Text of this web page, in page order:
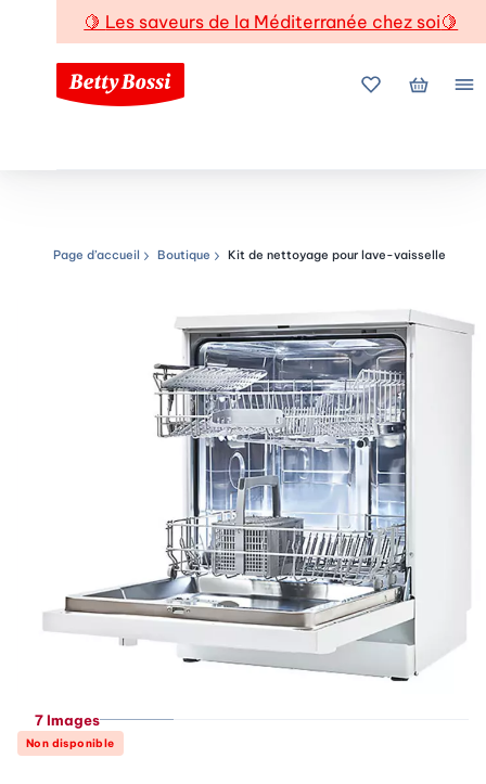
🍋 Les saveurs de la Méditerranée chez soi🍋
Mes favoris
Mon
Chemin de navigation
Page d’accueil Boutique Kit de nettoyage pour lave-vaisselle
7 Images
Non disponible